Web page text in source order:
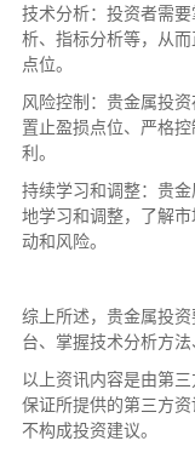
技术分析：投资者需
析、指标分析等，从
点位。
风险控制：贵金属投
置止盈损点位、严格
利。
持续学习和调整：贵
地学习和调整，了解
动和风险。
综上所述，贵金属投
台、掌握技术分析方
以上资讯内容是由第
保证所提供的第三方
不构成投资建议。